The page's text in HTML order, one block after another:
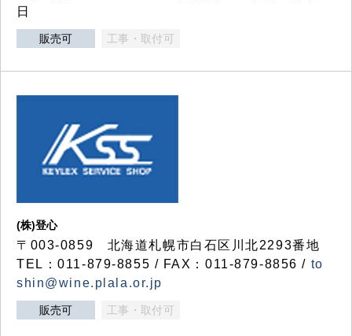
日
販売可 工事・取付可
(株)登心
〒003-0859 北海道札幌市白石区川北2293番地
TEL：011-879-8855 / FAX：011-879-8856 / to
shin@wine.plala.or.jp
販売可 工事・取付可